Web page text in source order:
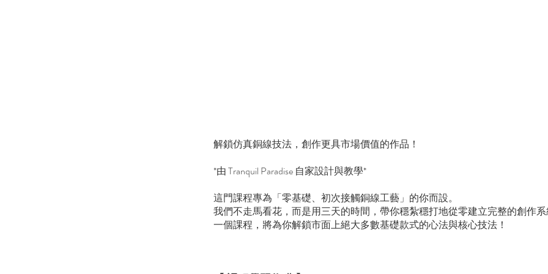
解鎖仿真銅線技法，創作更具市場價值的作品！
*由 Tranquil Paradise 自家設計與教學*
這門課程專為「零基礎、初次接觸銅線工藝」的你而設。
我們不走馬看花，而是用三天的時間，帶你穩紮穩打地從零建立完整的創作
一個課程，將為你解鎖市面上絕大多數基礎款式的心法與核心技法！